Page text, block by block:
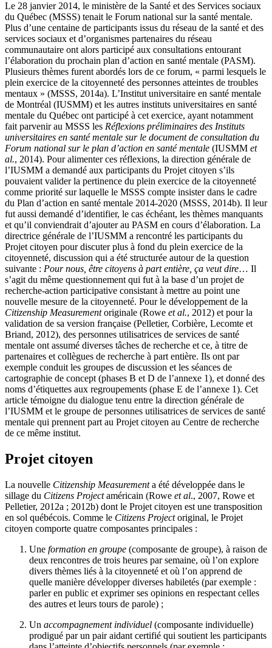
Le 28 janvier 2014, le ministère de la Santé et des Services sociaux
du Québec (MSSS) tenait le Forum national sur la santé mentale.
Plus d’une centaine de participants issus du réseau de la santé et des
services sociaux et d’organismes partenaires du réseau
communautaire ont alors participé aux consultations entourant
l’élaboration du prochain plan d’action en santé mentale (PASM).
Plusieurs thèmes furent abordés lors de ce forum, « parmi lesquels le
plein exercice de la citoyenneté des personnes atteintes de troubles
mentaux » (MSSS, 2014a). L’Institut universitaire en santé mentale
de Montréal (IUSMM) et les autres instituts universitaires en santé
mentale du Québec ont participé à cet exercice, ayant notamment
fait parvenir au MSSS les Réflexions préliminaires des Instituts
universitaires en santé mentale sur le document de consultation du
Forum national sur le plan d’action en santé mentale (IUSMM et
al., 2014). Pour alimenter ces réflexions, la direction générale de
l’IUSMM a demandé aux participants du Projet citoyen s’ils
pouvaient valider la pertinence du plein exercice de la citoyenneté
comme priorité sur laquelle le MSSS compte insister dans le cadre
du Plan d’action en santé mentale 2014-2020 (MSSS, 2014b). Il leur
fut aussi demandé d’identifier, le cas échéant, les thèmes manquants
et qu’il conviendrait d’ajouter au PASM en cours d’élaboration. La
directrice générale de l’IUSMM a rencontré les participants du
Projet citoyen pour discuter plus à fond du plein exercice de la
citoyenneté, discussion qui a été structurée autour de la question
suivante : Pour nous, être citoyens à part entière, ça veut dire… Il
s’agit du même questionnement qui fut à la base d’un projet de
recherche-action participative consistant à mettre au point une
nouvelle mesure de la citoyenneté. Pour le développement de la
Citizenship Measurementoriginale (Rowe et al., 2012) et pour la
validation de sa version française (Pelletier, Corbière, Lecomte et
Briand, 2012), des personnes utilisatrices de services de santé
mentale ont assumé diverses tâches de recherche et ce, à titre de
partenaires et collègues de recherche à part entière. Ils ont par
exemple conduit les groupes de discussion et les séances de
cartographie de concept (phases B et D de l’annexe 1), et donné des
noms d’étiquettes aux regroupements (phase E de l’annexe 1). Cet
article témoigne du dialogue tenu entre la direction générale de
l’IUSMM et le groupe de personnes utilisatrices de services de santé
mentale qui prennent part au Projet citoyen au Centre de recherche
de ce même institut.
Projet citoyen
La nouvelle Citizenship Measurementa été développée dans le
sillage du Citizens Projectaméricain (Rowe et al., 2007, Rowe et
Pelletier, 2012a ; 2012b) dont le Projet citoyen est une transposition
en sol québécois. Comme le Citizens Projectoriginal, le Projet
citoyen comporte quatre composantes principales :
Une formation en groupe (composante de groupe), à raison de
deux rencontres de trois heures par semaine, où l’on explore
divers thèmes liés à la citoyenneté et où l’on apprend de
quelle manière développer diverses habiletés (par exemple :
parler en public et exprimer ses opinions en respectant celles
des autres et leurs tours de parole) ;
Un accompagnement individuel (composante individuelle)
prodigué par un pair aidant certifié qui soutient les participants